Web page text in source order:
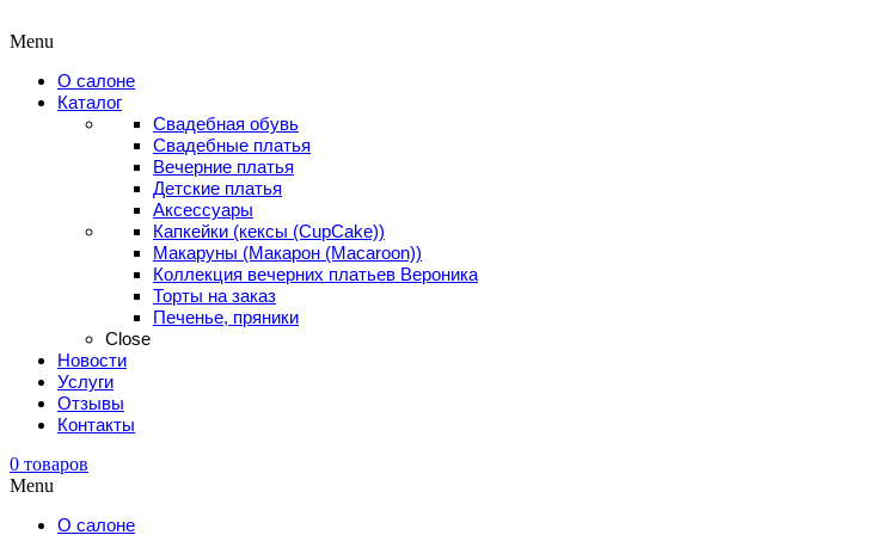
Menu
О салоне
Каталог
Свадебная обувь
Свадебные платья
Вечерние платья
Детские платья
Аксессуары
Капкейки (кексы (CupCake))
Макаруны (Макарон (Мacaroon))
Коллекция вечерних платьев Вероника
Торты на заказ
Печенье, пряники
Close
Новости
Услуги
Отзывы
Контакты
0 товаров
Menu
О салоне